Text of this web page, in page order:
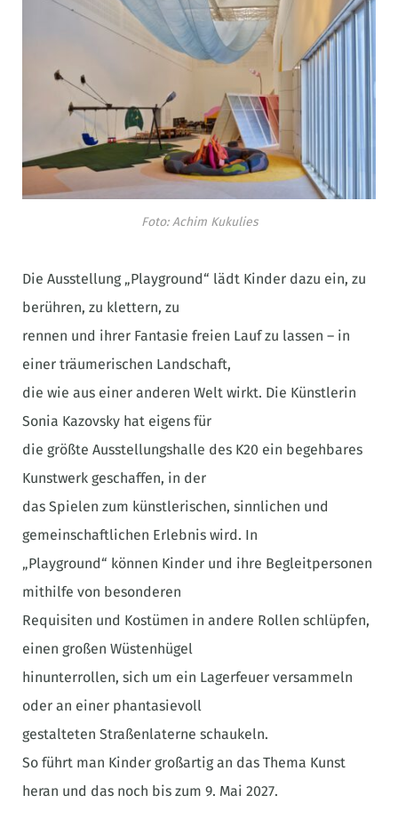
Foto: Achim Kukulies
Die Ausstellung „Playground“ lädt Kinder dazu ein, zu
berühren, zu klettern, zu
rennen und ihrer Fantasie freien Lauf zu lassen – in
einer träumerischen Landschaft,
die wie aus einer anderen Welt wirkt. Die Künstlerin
Sonia Kazovsky hat eigens für
die größte Ausstellungshalle des K20 ein begehbares
Kunstwerk geschaffen, in der
das Spielen zum künstlerischen, sinnlichen und
gemeinschaftlichen Erlebnis wird. In
„Playground“ können Kinder und ihre Begleitpersonen
mithilfe von besonderen
Requisiten und Kostümen in andere Rollen schlüpfen,
einen großen Wüstenhügel
hinunterrollen, sich um ein Lagerfeuer versammeln
oder an einer phantasievoll
gestalteten Straßenlaterne schaukeln.
So führt man Kinder großartig an das Thema Kunst
heran und das noch bis zum 9. Mai 2027.